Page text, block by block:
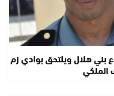
بني هلال ويلتحق بوادي زم
الملكي